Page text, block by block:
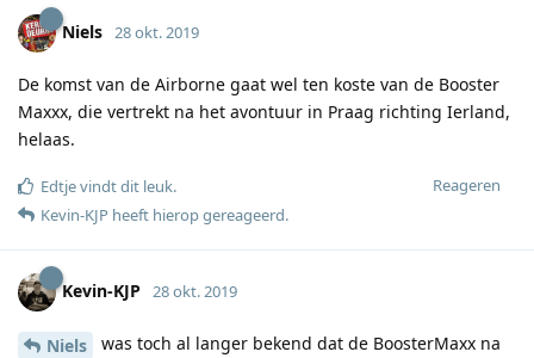
Niels 28 okt. 2019
De komst van de Airborne gaat wel ten koste van de Booster
Maxxx, die vertrekt na het avontuur in Praag richting Ierland,
helaas.
Reageren
Edtjevindt dit leuk.
Kevin-KJP heeft hierop gereageerd.
Kevin-KJP 28 okt. 2019
Niels
was toch al langer bekend dat de BoosterMaxx na